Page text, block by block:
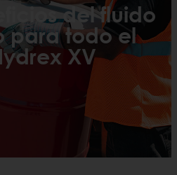
del fluido
para todo el
XV